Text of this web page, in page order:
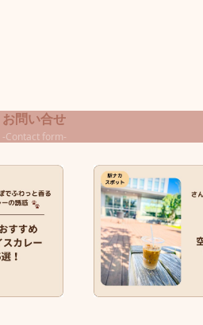
お問い合せ
-Contact form-